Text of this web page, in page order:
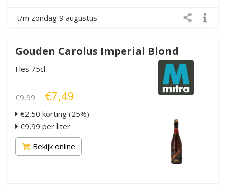
t/m zondag 9 augustus
Gouden Carolus Imperial Blond
Fles 75cl
€9,99 €7,49
€2,50 korting (25%)
€9,99 per liter
Bekijk online